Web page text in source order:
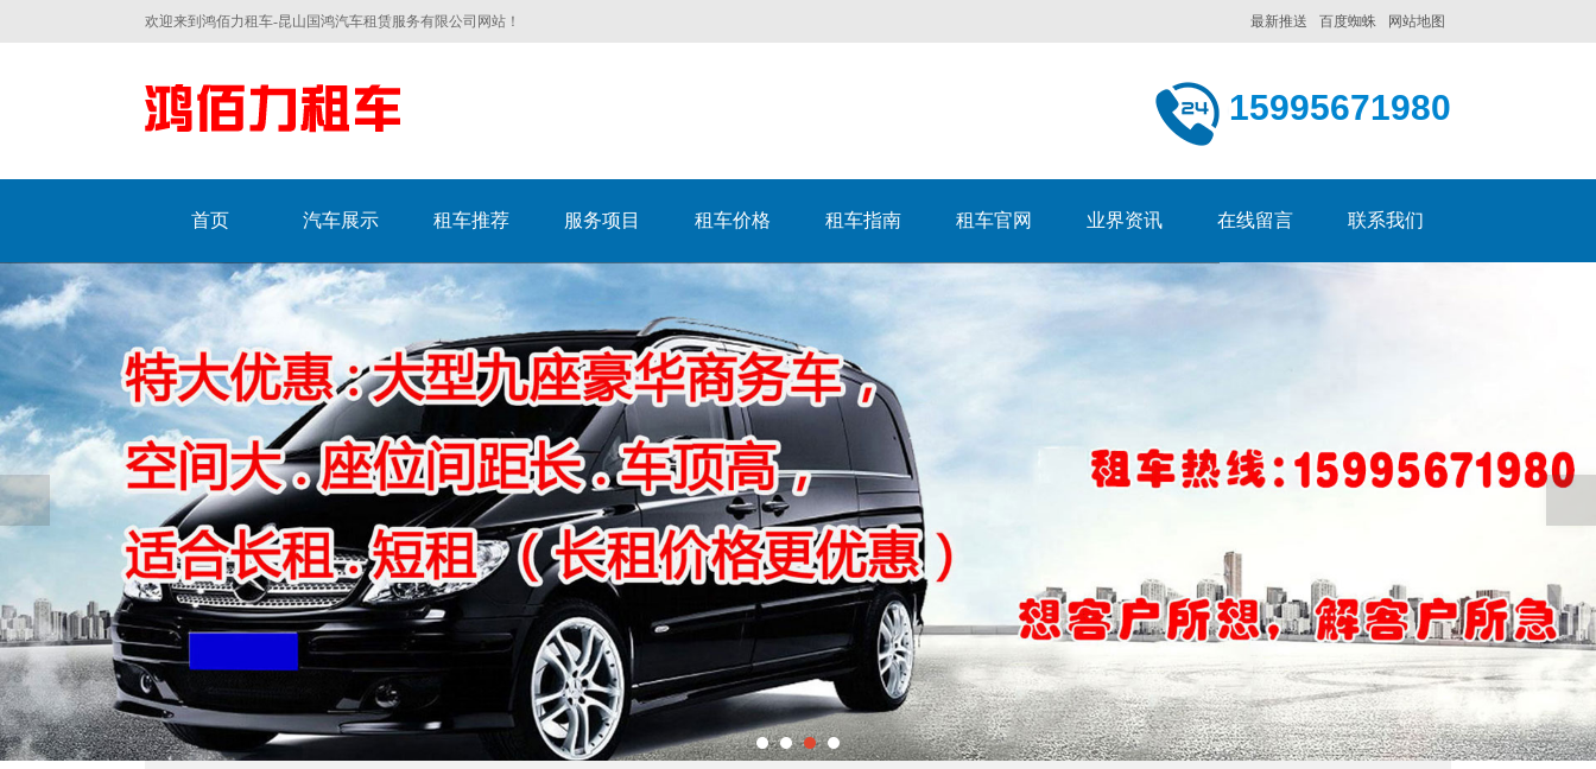
欢迎来到鸿佰力租车-昆山国鸿汽车租赁服务有限公司网站！ 网站地图
百度蜘蛛
最新推送
15995671980
首页 汽车展示 租车推荐 服务项目 租车价格 租车指南 租车官网 业界资讯 在线留言 联系我们